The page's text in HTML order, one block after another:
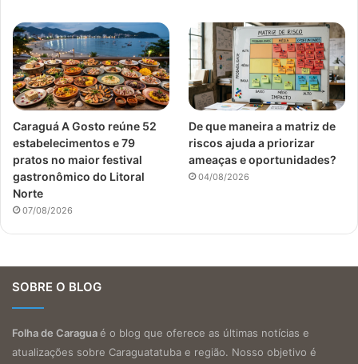
Caraguá A Gosto reúne 52
estabelecimentos e 79
pratos no maior festival
gastronômico do Litoral
Norte
07/08/2026
De que maneira a matriz de
riscos ajuda a priorizar
ameaças e oportunidades?
04/08/2026
SOBRE O BLOG
Folha de Caraguaé o blog que oferece as últimas notícias e
atualizações sobre Caraguatatuba e região. Nosso objetivo é